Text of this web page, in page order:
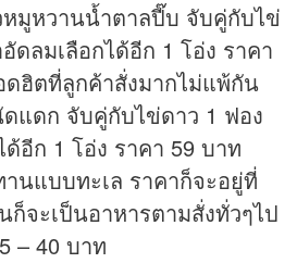
หมูหวานน้ำตาลปี๊บ จับคู่กับไข่
ดลมเลือกได้อีก 1 โอ่ง ราคา
ฮิตที่ลูกค้าสั่งมากไม่แพ้กัน
แดก จับคู่กับไข่ดาว 1 ฟอง
อีก 1 โอ่ง ราคา 59 บาท
นแบบทะเล ราคาก็จะอยู่ที่
จะเป็นอาหารตามสั่งทั่วๆไป
– 40 บาท